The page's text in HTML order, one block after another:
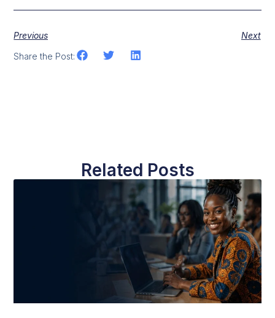
Previous
Next
Share the Post:
Related Posts